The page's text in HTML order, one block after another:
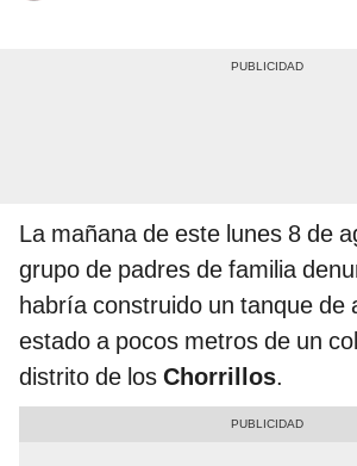
La mañana de este lunes 8 de
grupo de padres de familia
habría construido un tanque de
estado a pocos metros de un
distrito de los Chorrillos.